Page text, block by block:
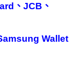
、JCB、
Wallet